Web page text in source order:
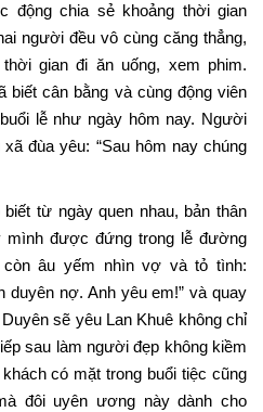
động chia sẻ khoảng thời gian
người đều vô cùng căng thẳng,
gian đi ăn uống, xem phim.
biết cân bằng và cùng động viên
lễ như ngày hôm nay. Người
đùa yêu: “Sau hôm nay chúng
từ ngày quen nhau, bản thân
mình được đứng trong lễ đường
âu yếm nhìn vợ và tỏ tình:
duyên nợ. Anh yêu em!” và quay
sẽ yêu Lan Khuê không chỉ
sau làm người đẹp không kiềm
có mặt trong buổi tiệc cũng
đôi uyên ương này dành cho